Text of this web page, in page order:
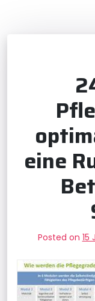
eine
Posted on 15